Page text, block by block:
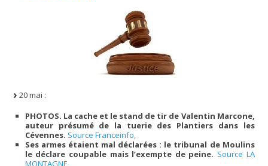
20 mai :
PHOTOS. La cache et le stand de tir de Valentin Marcone,
auteur présumé de la tuerie des Plantiers dans les
Cévennes. Source Franceinfo,
Ses armes étaient mal déclarées : le tribunal de Moulins
le déclare coupable mais l’exempte de peine. Source LA